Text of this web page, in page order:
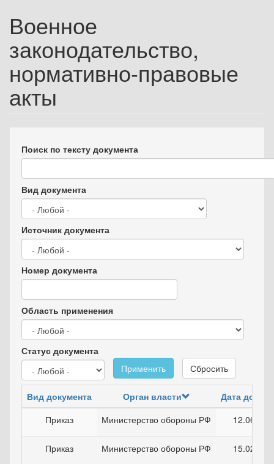
Военное
законодательство,
нормативно-правовые
акты
Поиск по тексту документа
Вид документа
Источник документа
Номер документа
Область применения
Статус документа
Применить
Сбросить
Вид документа Орган власти
Дата
Приказ
Министерство обороны РФ
Приказ Министерство обороны РФ